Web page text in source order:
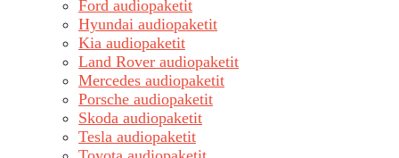
Ford audiopaketit
Hyundai audiopaketit
Kia audiopaketit
Land Rover audiopaketit
Mercedes audiopaketit
Porsche audiopaketit
Skoda audiopaketit
Tesla audiopaketit